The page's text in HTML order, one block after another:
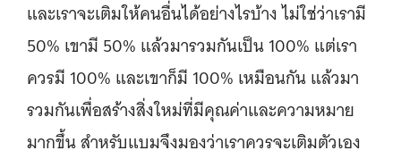
และเราจะเติมให้คนอื่นได้อย่างไรบ้าง ไม่ใช่ว่าเรามี
50% เขามี 50% แล้วมารวมกันเป็น 100% แต่เรา
ควรมี 100% และเขาก็มี 100% เหมือนกัน แล้วมา
รวมกันเพื่อสร้างสิ่งใหม่ที่มีคุณค่าและความหมาย
มากขึ้น สำหรับแบมจึงมองว่าเราควรจะเติมตัวเอง